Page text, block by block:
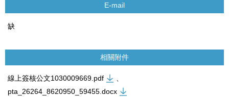
E-mail
缺
相關附件
線上簽核公文1030009669.pdf
pta_26264_8620950_59455.docx